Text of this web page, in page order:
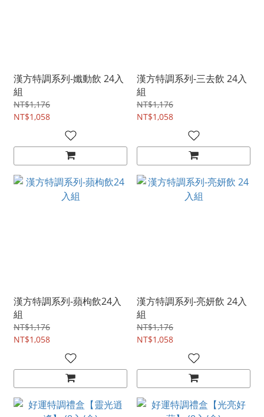
漢方特調系列-孅動飲 24入
組
NT$1,176
NT$1,058
漢方特調系列-三去飲 24入
組
NT$1,176
NT$1,058
漢方特調系列-蘋枸飲24入
組
NT$1,176
NT$1,058
漢方特調系列-亮妍飲 24入
組
NT$1,176
NT$1,058